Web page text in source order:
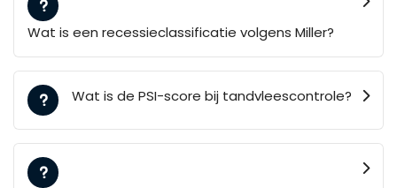
Wat is een recessieclassificatie volgens Miller?
Wat is de PSI-score bij tandvleescontrole?